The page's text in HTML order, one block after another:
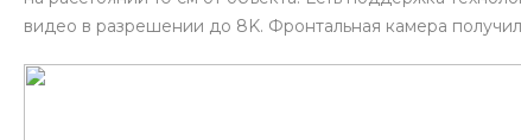
видео в разрешении до 8K. Фронтальная камера